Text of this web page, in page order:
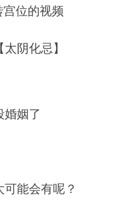
位的视频
阴化忌】
婚姻了
能会有呢？